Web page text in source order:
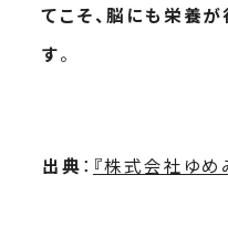
てこそ、脳にも栄養
す。
出典： 『株式会社ゆめ